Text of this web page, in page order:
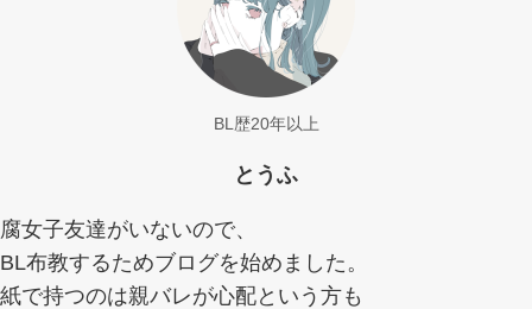
BL歴20年以上
とうふ
腐女子友達がいないので、
BL布教するためブログを始めました。
紙で持つのは親バレが心配という方も